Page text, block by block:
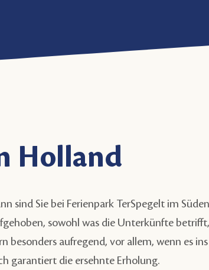
Holland
sind Sie bei Ferienpark TerSpegelt im
sowohl was die Unterkünfte
besonders aufregend, vor allem, wenn es ins
garantiert die ersehnte Erholung.